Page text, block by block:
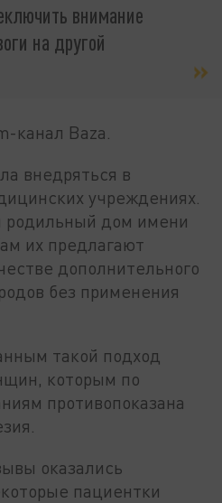
внимание
на другой
канал Baza.
внедряться в
учреждениях.
родильный дом имени
их предлагают
дополнительного
без применения
такой подход
которым по
противопоказана
оказались
пациентки